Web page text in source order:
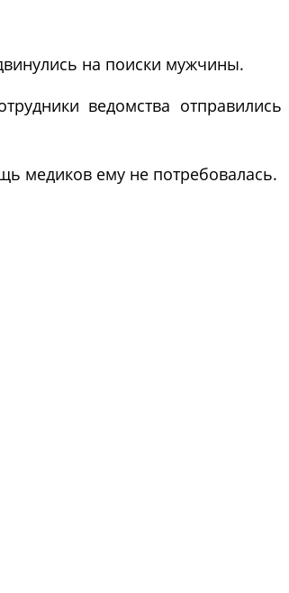
на поиски мужчины.
ведомства отправились
медиков ему не потребовалась.